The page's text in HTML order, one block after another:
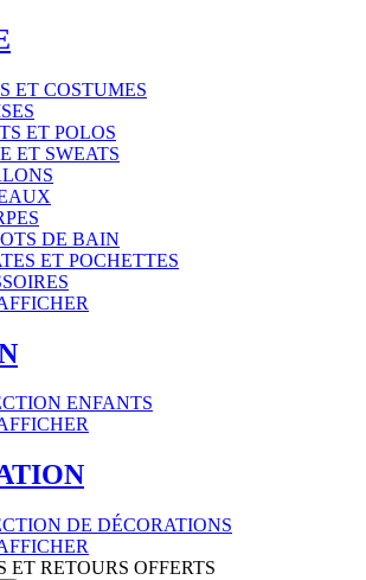
ET COSTUMES
ET POLOS
ET SWEATS
DE BAIN
ET POCHETTES
ENFANTS
DE DÉCORATIONS
ET RETOURS OFFERTS